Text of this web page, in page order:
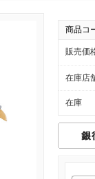
商品コ
販売価
在庫店
在庫